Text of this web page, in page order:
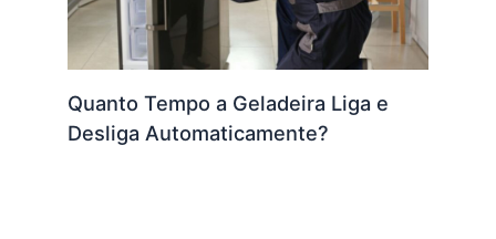
Quanto Tempo a Geladeira Liga e
Desliga Automaticamente?